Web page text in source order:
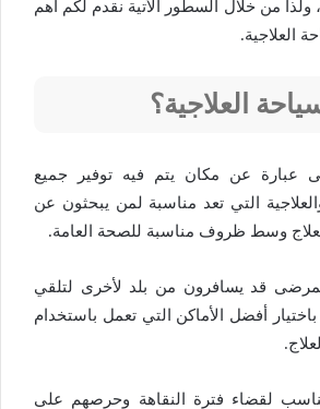
من خلال السطور الأتية نقدم لكم أهم
العلاجية.
العلاجية؟
هى عبارة عن مكان يتم فيه توفير جميع
التي تعد مناسبة لمن يبحثون عن
وسط ظروف مناسبة للصحة العامة.
قد يسافرون من بلد لأخرى لتلقي
أفضل الأماكن التي تعمل باستخدام
لقضاء فترة النقاهة وحرصهم على